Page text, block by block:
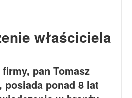
właściciela
pan Tomasz
posiada ponad 8 lat